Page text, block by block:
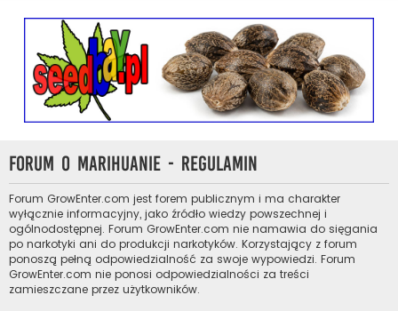
Forum o Marihuanie - Regulamin
Forum GrowEnter.com jest forem publicznym i ma charakter
wyłącznie informacyjny, jako źródło wiedzy powszechnej i
ogólnodostępnej. Forum GrowEnter.com nie namawia do sięgania
po narkotyki ani do produkcji narkotyków. Korzystający z forum
ponoszą pełną odpowiedzialność za swoje wypowiedzi. Forum
GrowEnter.com nie ponosi odpowiedzialności za treści
zamieszczane przez użytkowników.